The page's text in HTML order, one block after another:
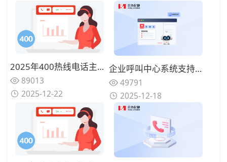
2025年400热线电话主流厂商推荐：背靠运营商资源、服务最可靠的公司盘点
89013
2025-12-22
企业呼叫中心系统支持云端部署吗？两种部署模式对比
49791
2025-12-18